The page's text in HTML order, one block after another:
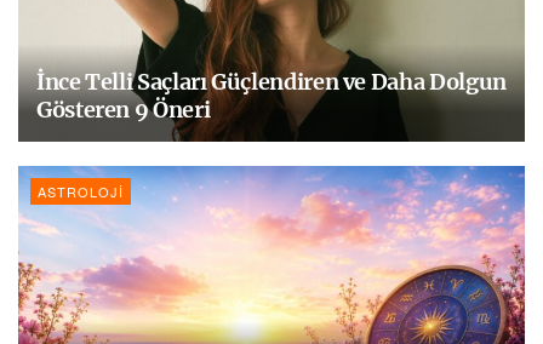
İnce Telli Saçları Güçlendiren ve Daha Dolgun
Gösteren 9 Öneri
ASTROLOJI